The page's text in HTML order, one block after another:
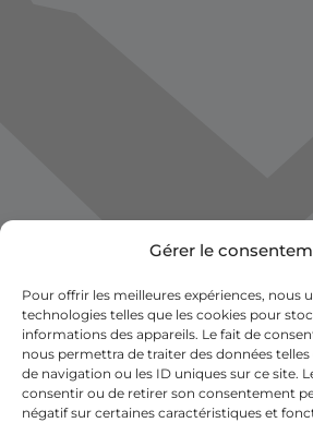
Gérer le
Pour offrir les meilleures expériences, nous
technologies telles que les cookies pour
informations des appareils. Le fait de
nous permettra de traiter des données
de navigation ou les ID uniques sur ce site.
consentir ou de retirer son consentement
négatif sur certaines caractéristiques et